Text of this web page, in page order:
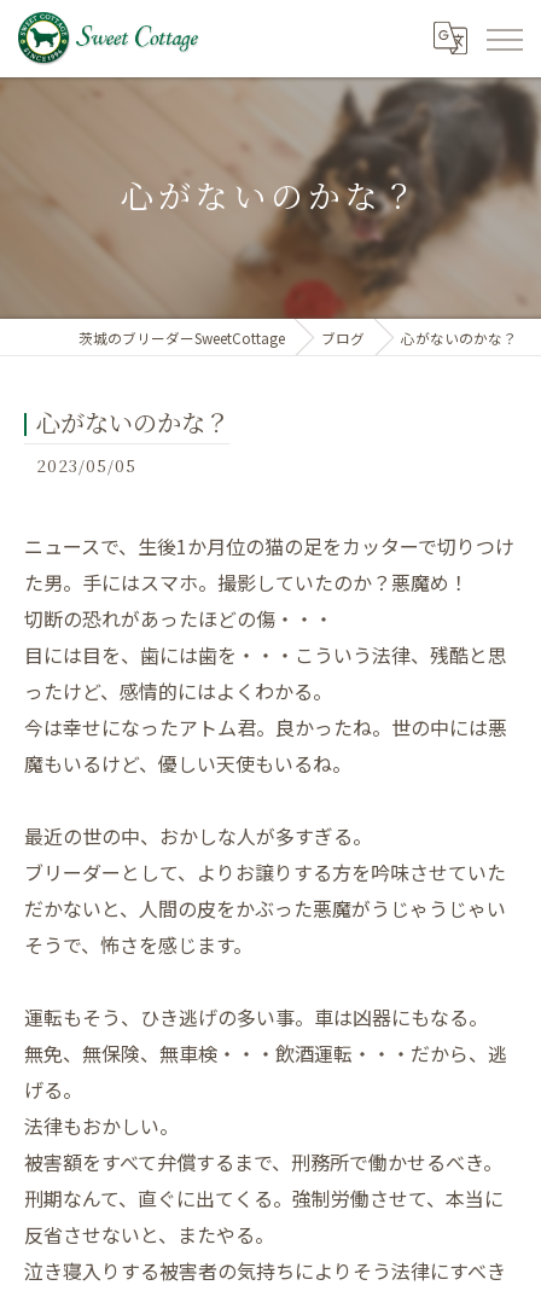
心がないのかな？
茨城のブリーダーSweetCottage ブログ 心がないのかな？
心がないのかな？
2023/05/05
ニュースで、生後1か月位の猫の足をカッターで切りつけ
た男。手にはスマホ。撮影していたのか？悪魔め！
切断の恐れがあったほどの傷・・・
目には目を、歯には歯を・・・こういう法律、残酷と思
ったけど、感情的にはよくわかる。
今は幸せになったアトム君。良かったね。世の中には悪
魔もいるけど、優しい天使もいるね。
最近の世の中、おかしな人が多すぎる。
ブリーダーとして、よりお譲りする方を吟味させていた
だかないと、人間の皮をかぶった悪魔がうじゃうじゃい
そうで、怖さを感じます。
運転もそう、ひき逃げの多い事。車は凶器にもなる。
無免、無保険、無車検・・・飲酒運転・・・だから、逃
げる。
法律もおかしい。
被害額をすべて弁償するまで、刑務所で働かせるべき。
刑期なんて、直ぐに出てくる。強制労働させて、本当に
反省させないと、またやる。
泣き寝入りする被害者の気持ちによりそう法律にすべき